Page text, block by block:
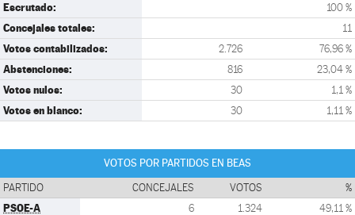
Escrutado: 100 %
Concejales totales: 11
Votos contabilizados: 2.726 76,96 %
Abstenciones: 816 23,04 %
Votos nulos: 30 1,1 %
Votos en blanco: 30 1,11 %
VOTOS POR PARTIDOS EN BEAS
PARTIDO CONCEJALES VOTOS %
PSOE-A 6 1.324 49,11 %